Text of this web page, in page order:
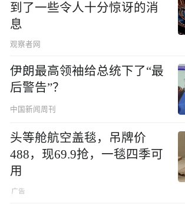
到了一些令人十分惊讶的消
息
观察者网
伊朗最高领袖给总统下了“最
后警告”？
中国新闻周刊
头等舱航空盖毯，吊牌价
488，现69.9抢，一毯四季可
用